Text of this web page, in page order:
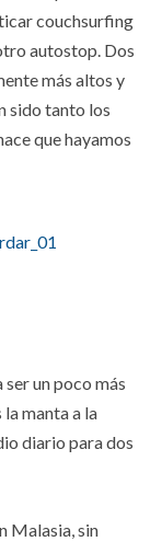
couchsurfing
autostop. Dos
más altos y
sido tanto los
que hayamos
un poco más
manta a la
diario para dos
Malasia, sin